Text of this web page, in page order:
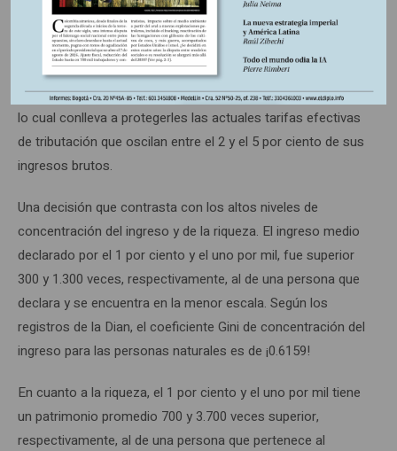
En el marco del consenso logrado, se favoreció a cerca de
40 mil personas que pertenecen al uno por ciento y al uno
por mil más rico del país; pues se aprobó no gravar sus
patrimonios, mantenerles los beneficios fiscales actuales,
lo cual conlleva a protegerles las actuales tarifas efectivas
de tributación que oscilan entre el 2 y el 5 por ciento de sus
ingresos brutos.
Una decisión que contrasta con los altos niveles de
concentración del ingreso y de la riqueza. El ingreso medio
declarado por el 1 por ciento y el uno por mil, fue superior
300 y 1.300 veces, respectivamente, al de una persona que
declara y se encuentra en la menor escala. Según los
registros de la Dian, el coeficiente Gini de concentración del
ingreso para las personas naturales es de ¡0.6159!
En cuanto a la riqueza, el 1 por ciento y el uno por mil tiene
un patrimonio promedio 700 y 3.700 veces superior,
respectivamente, al de una persona que pertenece al